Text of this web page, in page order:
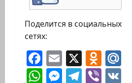
Поделится в социальных
сетях:
Facebook
Email
X
WhatsApp
Messenger
Viber